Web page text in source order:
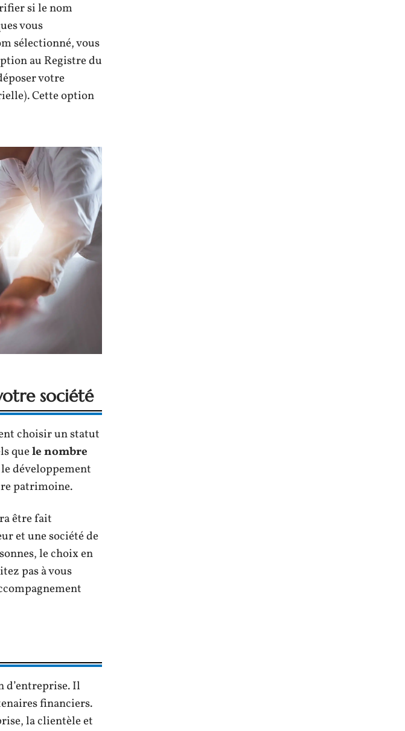
si le nom
vous
sélectionné, vous
au Registre du
votre
Cette option
société
choisir un statut
quele nombre
développement
patrimoine.
être fait
et une société de
le choix en
pas à vous
d’entreprise. Il
financiers.
la clientèle et